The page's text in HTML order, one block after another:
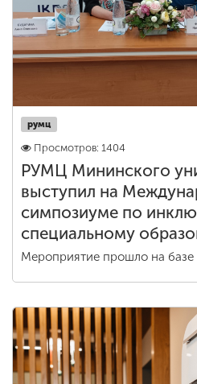
румц
Просмотров: 1404
РУМЦ Мининского
выступил на
симпозиуме по
специальному
Мероприятие прошло на